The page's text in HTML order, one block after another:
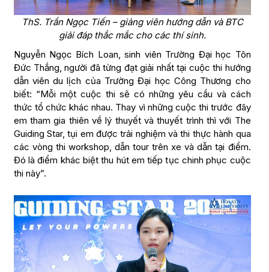
ThS. Trần Ngọc Tiến – giảng viên hướng dẫn và BTC
giải đáp thắc mắc cho các thí sinh.
Nguyễn Ngọc Bích Loan, sinh viên Trường Đại học Tôn
Đức Thắng, người đã từng đạt giải nhất tại cuộc thi hướng
dẫn viên du lịch của Trường Đại học Công Thương cho
biết: “Mỗi một cuộc thi sẽ có những yêu cầu và cách
thức tổ chức khác nhau. Thay vì những cuộc thi trước đây
em tham gia thiên về lý thuyết và thuyết trình thì với The
Guiding Star, tụi em được trải nghiệm và thi thực hành qua
các vòng thi workshop, dẫn tour trên xe và dẫn tại điểm.
Đó là điểm khác biệt thu hút em tiếp tục chinh phục cuộc
thi này”.